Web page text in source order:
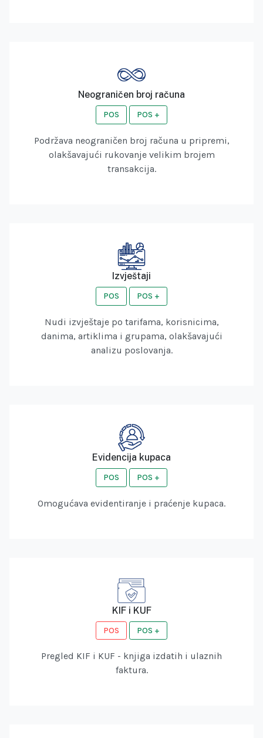
Neograničen broj računa
POS POS +
Podržava neograničen broj računa u pripremi,
olakšavajući rukovanje velikim brojem
transakcija.
Izvještaji
POS POS +
Nudi izvještaje po tarifama, korisnicima,
danima, artiklima i grupama, olakšavajući
analizu poslovanja.
Evidencija kupaca
POS POS +
Omogućava evidentiranje i praćenje kupaca.
KIF i KUF
POS POS +
Pregled KIF i KUF - knjiga izdatih i ulaznih
faktura.